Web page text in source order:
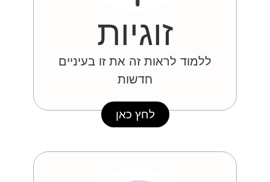
זוגיות
ללמוד לראות זה את זו בעיניים
חדשות
לחץ כאן